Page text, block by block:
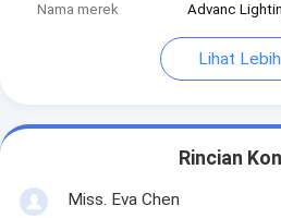
Nama merek Advanc
Lihat Lebih
Rincian
Miss. Eva Chen